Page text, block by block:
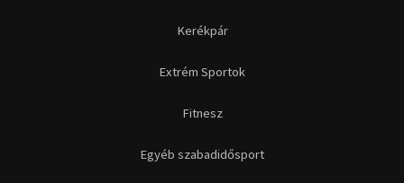
Kerékpár
Extrém Sportok
Fitnesz
Egyéb szabadidősport